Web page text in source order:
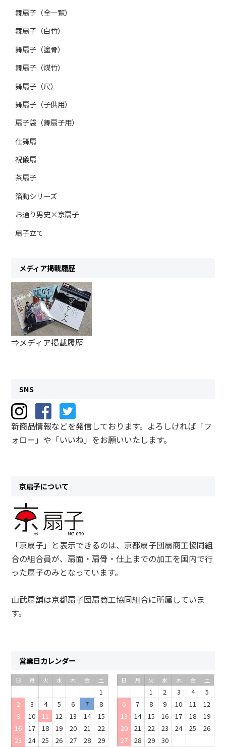
舞扇子（全一覧）
舞扇子（白竹）
舞扇子（塗骨）
舞扇子（煤竹）
舞扇子（尺）
舞扇子（子供用）
扇子袋（舞扇子用）
仕舞扇
祝儀扇
茶扇子
箔動シリーズ
お通り男史×京扇子
扇子立て
メディア掲載履歴
⇒メディア掲載履歴
SNS
新商品情報などを発信しております。よろしければ「フ
ォロー」や「いいね」をお願いいたします。
京扇子について
「京扇子」と表示できるのは、京都扇子団扇商工協同組
合の組合員が、扇面・扇骨・仕上までの加工を国内で行
った扇子のみとなっています。
山武扇舗は京都扇子団扇商工協同組合に所属していま
す。
営業日カレンダー
日 月 火 水 木 金 土
1
2
3 4 5 6 7
8
9
10 11 12 13 14
15
16
17 18 19 20 21
22
23
24 25 26 27 28 29
日 月 火 水 木 金 土
1 2 3 4
5
6
7 8 9 10 11
12
13
14 15 16 17 18
19
20
21 22 23 24 25
26
27
28 29 30